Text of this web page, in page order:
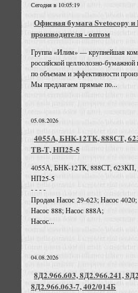
Сегодня в 10:05:19
Офисная бумага Svetocopy и
производителя - оптом
Группа «Илим» — крупнейшая
российской целлюлозно-
по объемам и эффективности
Мы предлагаем прямые по...
05.08.2026
4055А, БНК-12ТК, 888СТ,
ТВ-Т, НП25-5
4055А, БНК-12ТК, 888СТ,
НП25-5
- - - -
Продам Насос 29-623; Насос
Насос 888; Насос 888А;
Насос...
04.08.2026
8Д2.966.603, 8Д2.966.241,
8Д2.966.063-7, 402/014Б